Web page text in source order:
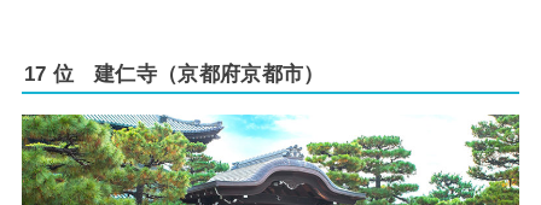
17 位 建仁寺（京都府京都市）